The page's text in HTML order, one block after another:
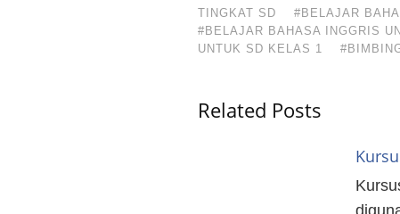
TINGKAT SD
#BELAJAR
#BELAJAR BAHASA INGGRIS
UNTUK SD KELAS 1
Related Posts